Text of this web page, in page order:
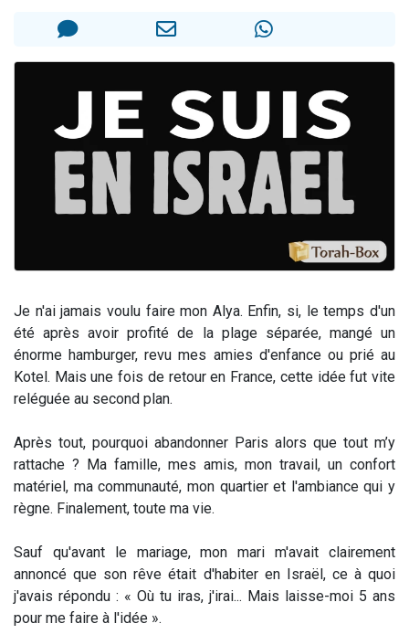
Il reste 49 places pour étudier en groupe sur Zoom
3 personnes viennent de faire un don pour Diane, 80 ans, dans un appartement insalubre
Je n'ai jamais voulu faire mon Alya. Enfin, si, le temps d'un
été après avoir profité de la plage séparée, mangé un
énorme hamburger, revu mes amies d'enfance ou prié au
Kotel. Mais une fois de retour en France, cette idée fut vite
reléguée au second plan.
Après tout, pourquoi abandonner Paris alors que tout m’y
rattache ? Ma famille, mes amis, mon travail, un confort
matériel, ma communauté, mon quartier et l'ambiance qui y
règne. Finalement, toute ma vie.
Sauf qu'avant le mariage, mon mari m'avait clairement
annoncé que son rêve était d'habiter en Israël, ce à quoi
j'avais répondu : « Où tu iras, j'irai... Mais laisse-moi 5 ans
pour me faire à l'idée ».